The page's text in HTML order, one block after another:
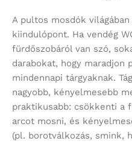
A pultos mosdók
kiindulópont. Ha vendég
fürdőszobáról van szó,
darabokat, hogy maradjon
mindennapi tárgyaknak.
nagyobb, kényelmesebb
praktikusabb: csökkenti a
arcot mosni, és
(pl. borotválkozás, smink,